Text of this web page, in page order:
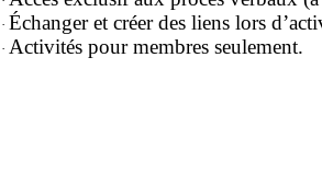
· Échanger et créer des liens lors
· Activités pour membres seulement.